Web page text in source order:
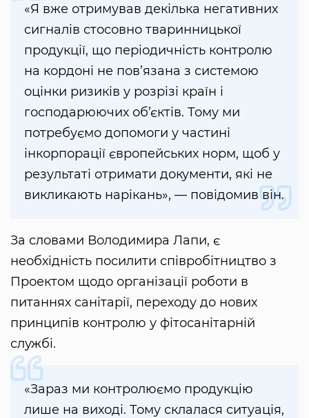
«Я вже отримував декілька негативних
сигналів стосовно тваринницької
продукції, що періодичність контролю
на кордоні не пов’язана з системою
оцінки ризиків у розрізі країн і
господарюючих об’єктів. Тому ми
потребуємо допомоги у частині
інкорпорації європейських норм, щоб у
результаті отримати документи, які не
викликають нарікань», — повідомив він.
За словами Володимира Лапи, є
необхідність посилити співробітництво з
Проектом щодо організації роботи в
питаннях санітарії, переходу до нових
принципів контролю у фітосанітарній
службі.
«Зараз ми контролюємо продукцію
лише на виході. Тому склалася ситуація,